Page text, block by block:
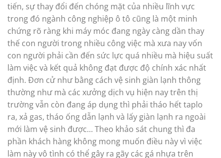
tiến, sự thay đổi đến chóng mặt của nhiều lĩnh vực
trong đó ngành công nghiệp ô tô cũng là một minh
chứng rõ ràng khi máy móc đang ngày càng dần thay
thế con người trong nhiều công việc mà xưa nay vốn
con người phải cần đến sức lực quá nhiều mà hiệu suất
làm việc và kết quả không đạt được độ chính xác nhất
định. Đơn cử như bằng cách vệ sinh giàn lạnh thông
thường như mà các xưởng dịch vụ hiện nay trên thị
trường vẫn còn đang áp dụng thì phải tháo hết taplo
ra, xả gas, tháo ống dẫn lạnh và lấy giàn lạnh ra ngoài
mới làm vệ sinh được… Theo khảo sát chung thì đa
phần khách hàng không mong muốn điều này vì việc
làm này vô tình có thể gây ra gãy các gá nhựa trên